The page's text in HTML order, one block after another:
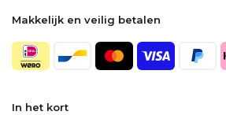
Makkelijk en veilig betalen
In het kort